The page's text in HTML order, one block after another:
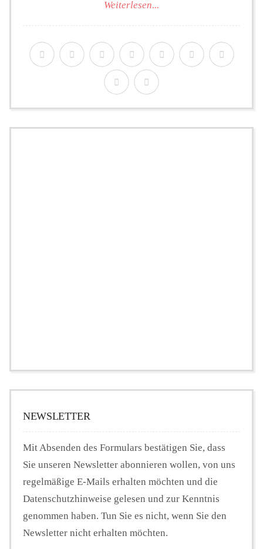
Weiterlesen...
NEWSLETTER
Mit Absenden des Formulars bestätigen Sie, dass
Sie unseren Newsletter abonnieren wollen, von uns
regelmäßige E-Mails erhalten möchten und die
Datenschutzhinweise gelesen und zur Kenntnis
genommen haben. Tun Sie es nicht, wenn Sie den
Newsletter nicht erhalten möchten.